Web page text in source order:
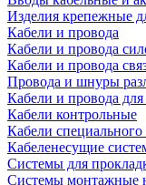
Изделия крепежные
Кабели и провода
Кабели и провода
Кабели и провода
Провода и шнуры
Кабели и провода
Кабели контрольные
Кабели специального
Кабеленесущие
Системы для
Системы монтажные